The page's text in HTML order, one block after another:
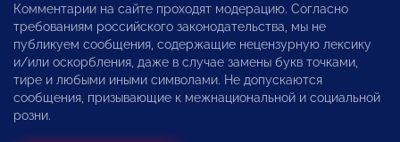
Комментарии на сайте проходят модерацию. Согласно
требованиям российского законодательства, мы не
публикуем сообщения, содержащие нецензурную лексику
и/или оскорбления, даже в случае замены букв точками,
тире и любыми иными символами. Не допускаются
сообщения, призывающие к межнациональной и социальной
розни.